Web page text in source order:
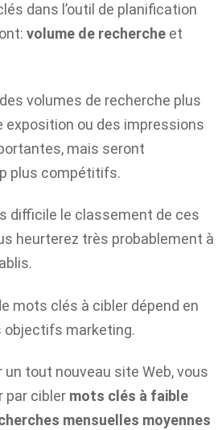
dans l’outil de planification
volume de recherche et
volumes de recherche plus
exposition ou des impressions
mais seront
plus compétitifs.
difficile le classement de ces
heurterez très probablement à
mots clés à cibler dépend en
objectifs marketing.
un tout nouveau site Web, vous
par cibler mots clés à faible
mensuelles moyennes